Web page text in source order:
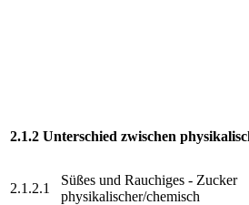
2.1.2 Unterschied zwischen
2.1.2.1
Süßes und Rauchiges - Zucker
physikalischer/chemisch